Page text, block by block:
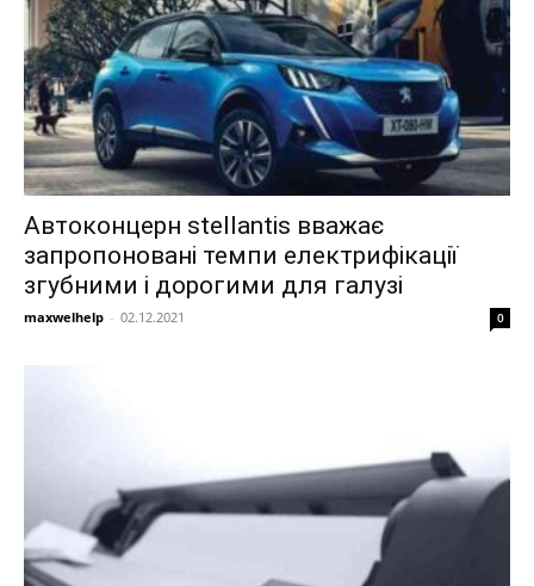
Автоконцерн stellantis вважає
запропоновані темпи електрифікації
згубними і дорогими для галузі
maxwelhelp - 02.12.2021 0